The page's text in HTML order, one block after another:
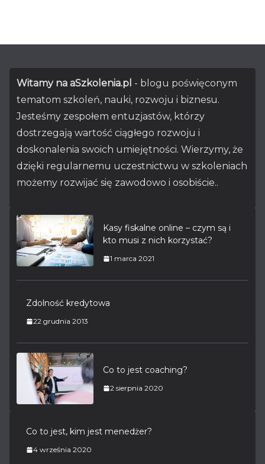
Witamy na aSzkolenia.pl - blogu poświęconym
tematom szkoleń, nauki, rozwoju i biznesu.
Jesteśmy zespołem entuzjastów, którzy
dostrzegają wartość ciągłego rozwoju i
doskonalenia swoich umiejętności. Wierzymy, że
dzięki regularnemu uczestnictwu w szkoleniach
możemy rozwijać się zawodowo i osobiście..
Kasy fiskalne online – czym są i
kto musi z nich korzystać?
1 marca 2021
Zdolność kredytowa
22 grudnia 2013
Co to jest coaching?
2 sierpnia 2020
Co to jest, kim jest menedżer?
4 września 2020